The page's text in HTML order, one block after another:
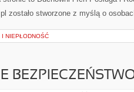
zostało stworzone z myślą o
I NIEPŁODNOŚĆ